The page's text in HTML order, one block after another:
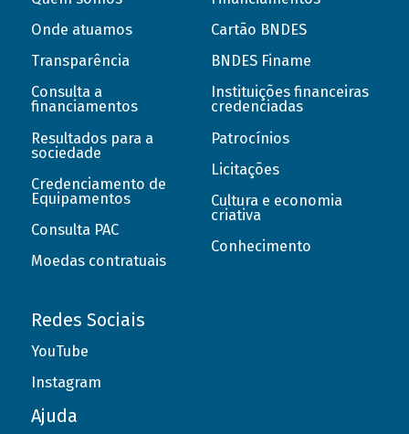
Onde atuamos
Transparência
Consulta a
financiamentos
Resultados para a
sociedade
Credenciamento de
Equipamentos
Consulta PAC
Moedas contratuais
Cartão BNDES
BNDES Finame
Instituições financeiras
credenciadas
Patrocínios
Licitações
Cultura e economia
criativa
Conhecimento
Redes Sociais
YouTube
Instagram
Ajuda